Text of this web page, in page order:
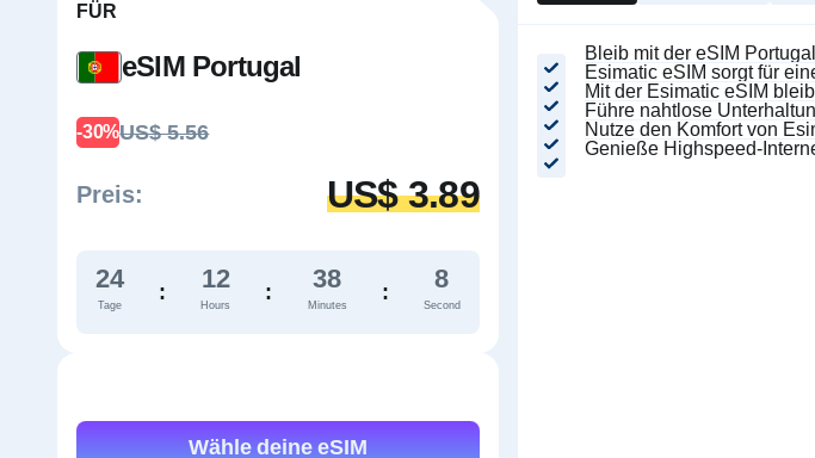
FÜR
eSIM Portugal
-30%US$ 5.56
Preis: US$ 3.89
24
Tage
: 12
Hours
: 38
Minutes
: 7
Second
Wähle deine eSIM
Bleib mit der eSIM
Esimatic eSIM sorgt für
Mit der Esimatic eSIM
Führe nahtlose
Nutze den Komfort von
Genieße Highspeed-